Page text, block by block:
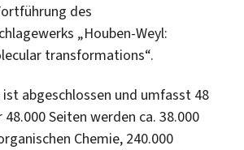
des
„Houben-Weyl:
transformations“.
abgeschlossen und umfasst 48
48.000 Seiten werden ca. 38.000
Chemie, 240.000